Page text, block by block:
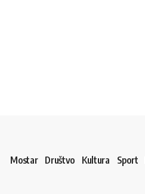
Mostar Društvo Kultura Sport